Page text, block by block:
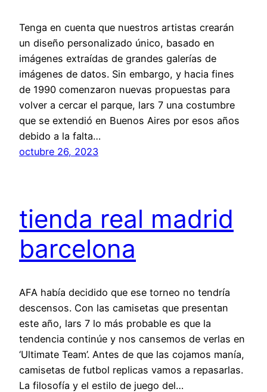
Tenga en cuenta que nuestros artistas crearán
un diseño personalizado único, basado en
imágenes extraídas de grandes galerías de
imágenes de datos. Sin embargo, y hacia fines
de 1990 comenzaron nuevas propuestas para
volver a cercar el parque, lars 7 una costumbre
que se extendió en Buenos Aires por esos años
debido a la falta…
octubre 26, 2023
tienda real madrid
barcelona
AFA había decidido que ese torneo no tendría
descensos. Con las camisetas que presentan
este año, lars 7 lo más probable es que la
tendencia continúe y nos cansemos de verlas en
‘Ultimate Team’. Antes de que las cojamos manía,
camisetas de futbol replicas vamos a repasarlas.
La filosofía y el estilo de juego del…